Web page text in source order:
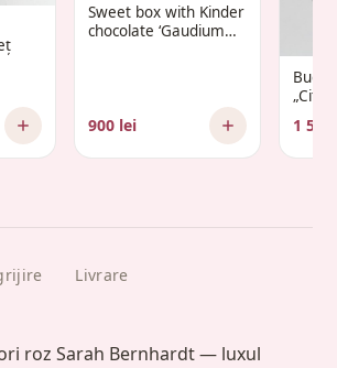
Sweet box with Kinder
chocolate ‘Gaudium
900 lei 1
Livrare
roz Sarah Bernhardt — luxul